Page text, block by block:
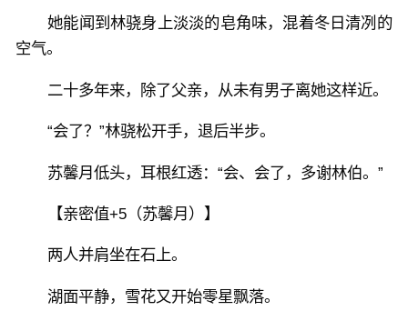
她能闻到林骁身上淡淡的皂角味，混着冬日清冽的
空气。
二十多年来，除了父亲，从未有男子离她这样近。
“会了？”林骁松开手，退后半步。
苏馨月低头，耳根红透：“会、会了，多谢林伯。”
【亲密值+5（苏馨月）】
两人并肩坐在石上。
湖面平静，雪花又开始零星飘落。